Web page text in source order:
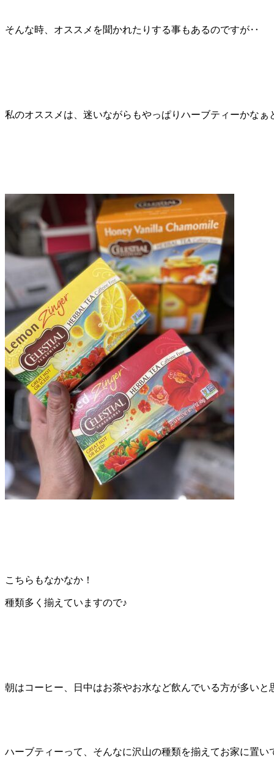
そんな時、オススメを聞かれたりする事もあるのですが‥
私のオススメは、迷いながらもやっぱりハーブティーかなぁ
こちらもなかなか！
種類多く揃えていますので♪
朝はコーヒー、日中はお茶やお水など飲んでいる方が多い
ハーブティーって、そんなに沢山の種類を揃えてお家に置い